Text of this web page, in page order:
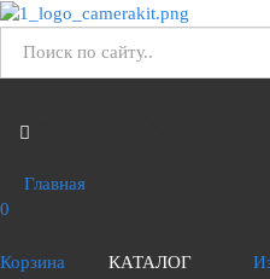
Главная
0
Корзина КАТАЛОГ